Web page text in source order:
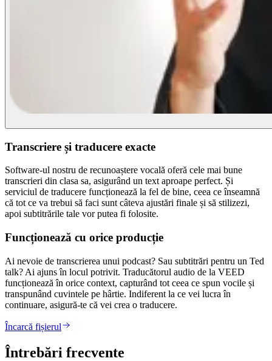
Transcriere și traducere exacte
Software-ul nostru de recunoaștere vocală oferă cele mai bune
transcrieri din clasa sa, asigurând un text aproape perfect. Și
serviciul de traducere funcționează la fel de bine, ceea ce înseamnă
că tot ce va trebui să faci sunt câteva ajustări finale și să stilizezi,
apoi subtitrările tale vor putea fi folosite.
Funcționează cu orice producție
Ai nevoie de transcrierea unui podcast? Sau subtitrări pentru un Ted
talk? Ai ajuns în locul potrivit. Traducătorul audio de la VEED
funcționează în orice context, capturând tot ceea ce spun vocile și
transpunând cuvintele pe hârtie. Indiferent la ce vei lucra în
continuare, asigură-te că vei crea o traducere.
Încarcă fișierul
Întrebări frecvente